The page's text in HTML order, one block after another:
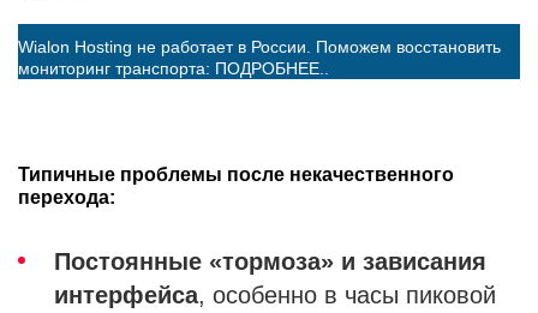
Wialon Hosting не работает в России. Поможем восстановить
мониторинг транспорта: ПОДРОБНЕЕ..
Типичные проблемы после некачественного
перехода:
Постоянные «тормоза» и зависания
интерфейса, особенно в часы пиковой